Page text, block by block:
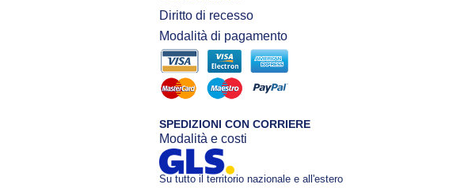
Diritto di recesso
Modalità di pagamento
SPEDIZIONI CON CORRIERE
Modalità e costi
Su tutto il territorio nazionale e all'estero